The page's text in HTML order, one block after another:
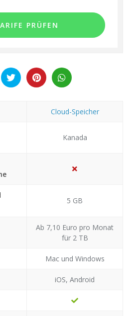
PRÜFEN
Cloud-Speicher
Kanada
5 GB
Ab 7,10 Euro pro Monat
für 2 TB
Mac und Windows
iOS, Android